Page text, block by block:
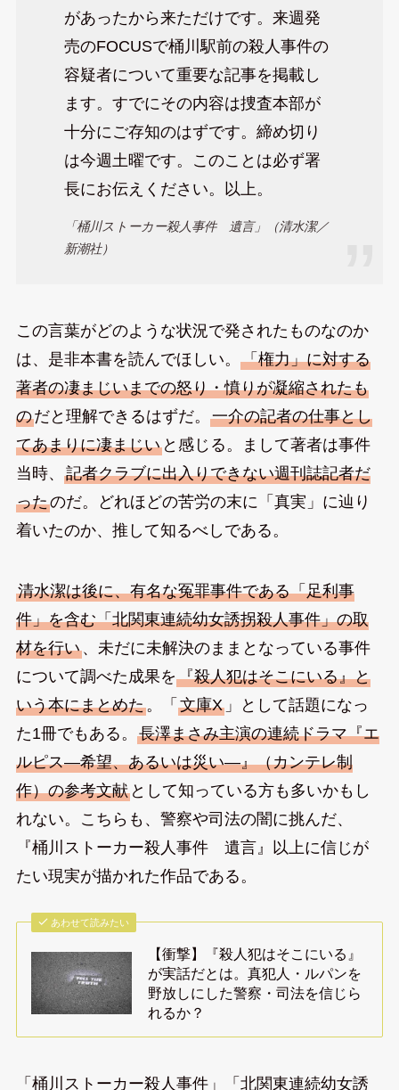
があったから来ただけです。来週発
売のFOCUSで桶川駅前の殺人事件の
容疑者について重要な記事を掲載し
ます。すでにその内容は捜査本部が
十分にご存知のはずです。締め切り
は今週土曜です。このことは必ず署
長にお伝えください。以上。
「桶川ストーカー殺人事件 遺言」（清水潔／
新潮社）
この言葉がどのような状況で発されたものなのか
は、是非本書を読んでほしい。 「権力」に対する
著者の凄まじいまでの怒り・憤りが凝縮されたも
のだと理解できるはずだ。 一介の記者の仕事とし
てあまりに凄まじいと感じる。まして著者は事件
当時、 記者クラブに出入りできない週刊誌記者だ
ったのだ。どれほどの苦労の末に「真実」に辿り
着いたのか、推して知るべしである。
清水潔は後に、有名な冤罪事件である「足利事
件」を含む「北関東連続幼女誘拐殺人事件」の取
材を行い、未だに未解決のままとなっている事件
について調べた成果を『殺人犯はそこにいる』と
いう本にまとめた。「 文庫X」として話題になっ
た1冊でもある。 長澤まさみ主演の連続ドラマ『エ
ルピス—希望、あるいは災い—』（カンテレ制
作）の参考文献として知っている方も多いかもし
れない。こちらも、警察や司法の闇に挑んだ、
『桶川ストーカー殺人事件 遺言』以上に信じが
たい現実が描かれた作品である。
あわせて読みたい
【衝撃】『殺人犯はそこにいる』
が実話だとは。真犯人・ルパンを
野放しにした警察・司法を信じら
れるか？
「桶川ストーカー殺人事件」「北関東連続幼女誘